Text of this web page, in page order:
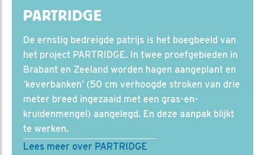
PARTRIDGE
De ernstig bedreigde patrijs is het boegbeeld van
het project PARTRIDGE. In twee proefgebieden in
Brabant en Zeeland worden hagen aangeplant en
‘keverbanken’ (50 cm verhoogde stroken van drie
meter breed ingezaaid met een gras-en-
kruidenmengel) aangelegd. En deze aanpak blijkt
te werken.
Lees meer over PARTRIDGE